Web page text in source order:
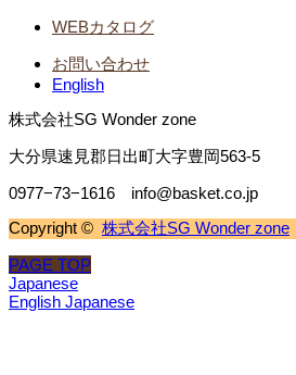
WEBカタログ
お問い合わせ
English
株式会社SG Wonder zone
大分県速見郡日出町大字豊岡563-5
0977−73−1616 info@basket.co.jp
Copyright © 株式会社SG Wonder zone
PAGE TOP
Japanese
English Japanese